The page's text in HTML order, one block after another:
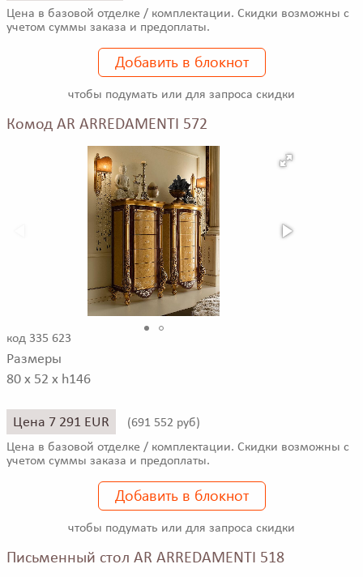
Цена в базовой отделке / комплектации. Скидки возможны с
учетом суммы заказа и предоплаты.
Добавить в блокнот
чтобы подумать или для запроса скидки
Комод AR ARREDAMENTI 572
код 335 623
Размеры
80 x 52 x h146
Цена 7 291 EUR (691 552 руб)
Цена в базовой отделке / комплектации. Скидки возможны с
учетом суммы заказа и предоплаты.
Добавить в блокнот
чтобы подумать или для запроса скидки
Письменный стол AR ARREDAMENTI 518